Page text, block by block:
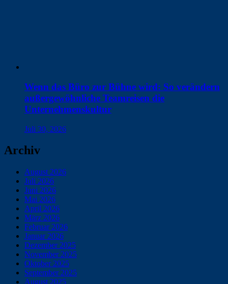
Wenn das Büro zur Bühne wird: So verändern
außergewöhnliche Teamreisen die
Unternehmenskultur
Juli 30, 2026
Archiv
August 2026
Juli 2026
Juni 2026
Mai 2026
April 2026
März 2026
Februar 2026
Januar 2026
Dezember 2025
November 2025
Oktober 2025
September 2025
August 2025